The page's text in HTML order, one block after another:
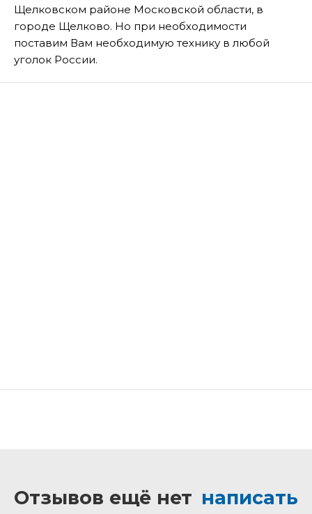
Щелковском районе Московской области, в
городе Щелково. Но при необходимости
поставим Вам необходимую технику в любой
уголок России.
Отзывов ещё нет написать